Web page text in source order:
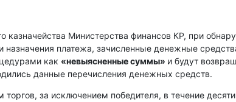
казначейства Министерства финансов КР, при
назначения платежа, зачисленные денежные
как «невыясненные суммы» и будут
данные перечисления денежных средств.
за исключением победителя, в течение десяти